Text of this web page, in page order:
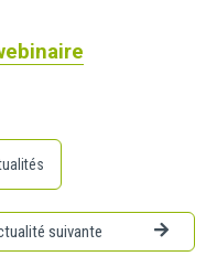
suivante